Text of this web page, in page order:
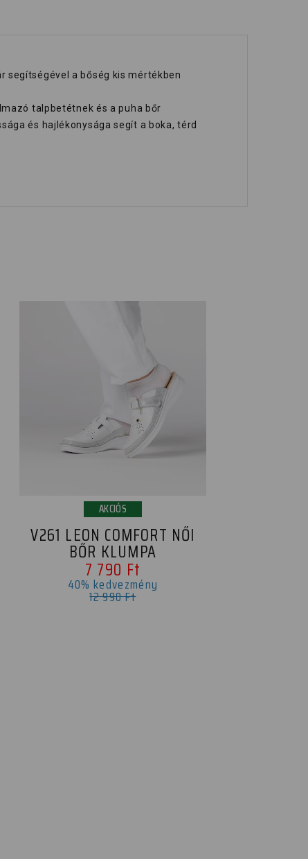
segítségével a bőség kis mértékben
talpbetétnek és a puha bőr
és hajlékonysága segít a boka, térd
AKCIÓS
V261 LEON COMFORT NŐI
BŐR KLUMPA
7 790 Ft
40% kedvezmény
12 990 Ft